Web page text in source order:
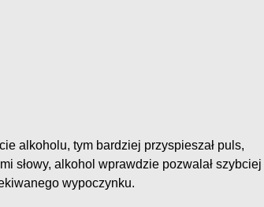
alkoholu, tym bardziej przyspieszał puls,
słowy, alkohol wprawdzie pozwalał szybciej
wypoczynku.